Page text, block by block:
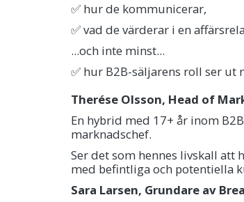
✅ hur de kommunicerar,
✅ vad de värderar i en
...och inte minst...
✅ hur B2B-säljarens roll ser
Therése Olsson, Head of
En hybrid med 17+ år inom
marknadschef.
Ser det som hennes livskall att
med befintliga och potentiella
Sara Larsen, Grundare av